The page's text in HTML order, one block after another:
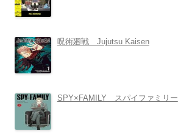
呪術廻戦 Jujutsu Kaisen
SPY×FAMILY スパイファミリー